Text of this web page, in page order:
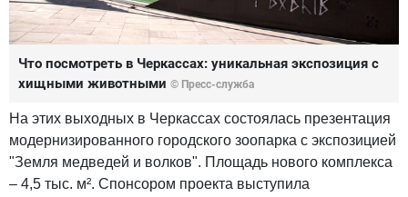
Что посмотреть в Черкассах: уникальная экспозиция с
хищными животными © Пресс-служба
На этих выходных в Черкассах состоялась презентация
модернизированного городского зоопарка с экспозицией
"Земля медведей и волков". Площадь нового комплекса
– 4,5 тыс. м². Спонсором проекта выступила